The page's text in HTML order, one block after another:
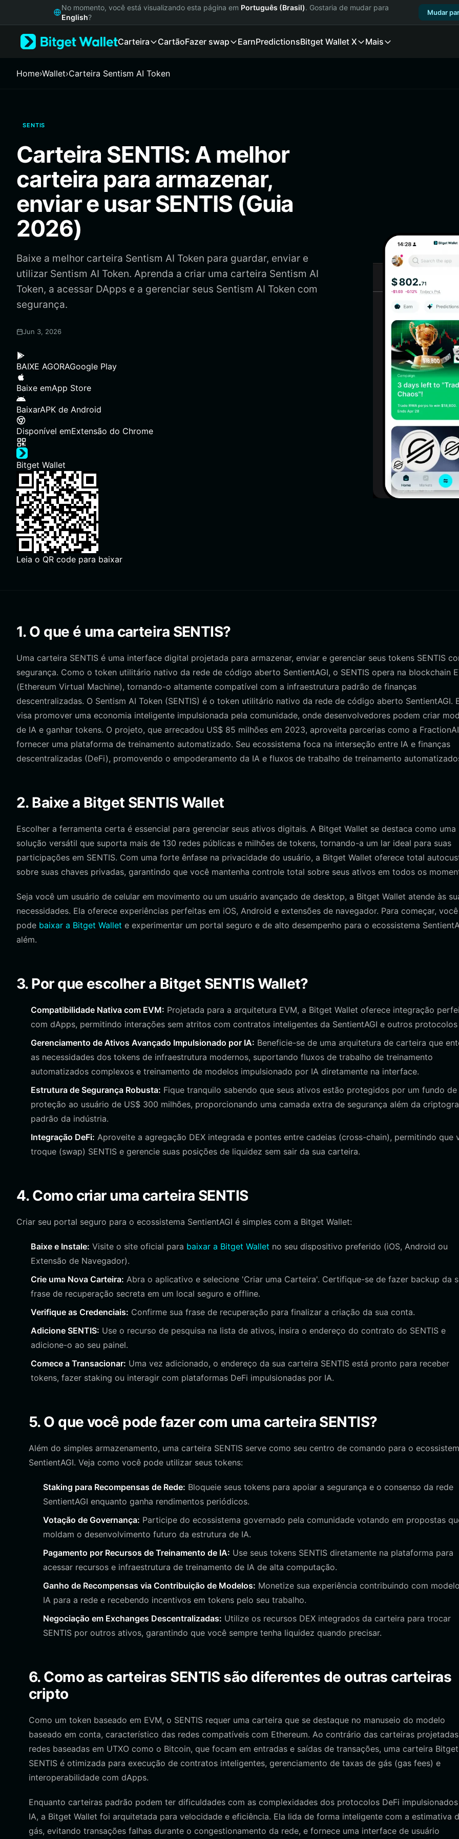
Русский
Italiano
繁體中文
Bahasa Indonesia
ภาษาไทย
Español
Português (Brasil)
Español (Argentina)
No momento, você está visualizando esta página em Português (Brasil). Gostaria de mudar para
English?
Mudar
Carteira CartãoFazer swap EarnPredictionsBitget Wallet X Mais
Home›Wallet›Carteira Sentism AI Token
SENTIS
Carteira SENTIS: A melhor
carteira para armazenar,
enviar e usar SENTIS (Guia
2026)
Baixe a melhor carteira Sentism AI Token para guardar, enviar e
utilizar Sentism AI Token. Aprenda a criar uma carteira Sentism AI
Token, a acessar DApps e a gerenciar seus Sentism AI Token com
segurança.
Jun 3, 2026
BAIXE AGORAGoogle Play
Baixe emApp Store
BaixarAPK de Android
Disponível emExtensão do Chrome
Bitget Wallet
Leia o QR code para baixar
1. O que é uma carteira SENTIS?
Uma carteira SENTIS é uma interface digital projetada para armazenar, enviar e gerenciar seus tokens SENTIS
segurança. Como o token utilitário nativo da rede de código aberto SentientAGI, o SENTIS opera na blockchain
(Ethereum Virtual Machine), tornando-o altamente compatível com a infraestrutura padrão de finanças
descentralizadas. O Sentism AI Token (SENTIS) é o token utilitário nativo da rede de código aberto SentientAGI.
visa promover uma economia inteligente impulsionada pela comunidade, onde desenvolvedores podem criar
de IA e ganhar tokens. O projeto, que arrecadou US$ 85 milhões em 2023, aproveita parcerias como a
fornecer uma plataforma de treinamento automatizado. Seu ecossistema foca na interseção entre IA e finanças
descentralizadas (DeFi), promovendo o empoderamento da IA e fluxos de trabalho de treinamento
2. Baixe a Bitget SENTIS Wallet
Escolher a ferramenta certa é essencial para gerenciar seus ativos digitais. A Bitget Wallet se destaca como uma
solução versátil que suporta mais de 130 redes públicas e milhões de tokens, tornando-a um lar ideal para suas
participações em SENTIS. Com uma forte ênfase na privacidade do usuário, a Bitget Wallet oferece total
sobre suas chaves privadas, garantindo que você mantenha controle total sobre seus ativos em todos os
Seja você um usuário de celular em movimento ou um usuário avançado de desktop, a Bitget Wallet atende às
necessidades. Ela oferece experiências perfeitas em iOS, Android e extensões de navegador. Para começar, você
pode baixar a Bitget Wallet e experimentar um portal seguro e de alto desempenho para o ecossistema
além.
3. Por que escolher a Bitget SENTIS Wallet?
Compatibilidade Nativa com EVM: Projetada para a arquitetura EVM, a Bitget Wallet oferece integração
com dApps, permitindo interações sem atritos com contratos inteligentes da SentientAGI e outros protocolos
Gerenciamento de Ativos Avançado Impulsionado por IA: Beneficie-se de uma arquitetura de carteira que
as necessidades dos tokens de infraestrutura modernos, suportando fluxos de trabalho de treinamento
automatizados complexos e treinamento de modelos impulsionado por IA diretamente na interface.
Estrutura de Segurança Robusta: Fique tranquilo sabendo que seus ativos estão protegidos por um fundo de
proteção ao usuário de US$ 300 milhões, proporcionando uma camada extra de segurança além da
padrão da indústria.
Integração DeFi: Aproveite a agregação DEX integrada e pontes entre cadeias (cross-chain), permitindo que
troque (swap) SENTIS e gerencie suas posições de liquidez sem sair da sua carteira.
4. Como criar uma carteira SENTIS
Criar seu portal seguro para o ecossistema SentientAGI é simples com a Bitget Wallet:
Baixe e Instale: Visite o site oficial para baixar a Bitget Wallet no seu dispositivo preferido (iOS, Android ou
Extensão de Navegador).
Crie uma Nova Carteira: Abra o aplicativo e selecione 'Criar uma Carteira'. Certifique-se de fazer backup da
frase de recuperação secreta em um local seguro e offline.
Verifique as Credenciais: Confirme sua frase de recuperação para finalizar a criação da sua conta.
Adicione SENTIS: Use o recurso de pesquisa na lista de ativos, insira o endereço do contrato do SENTIS e
adicione-o ao seu painel.
Comece a Transacionar: Uma vez adicionado, o endereço da sua carteira SENTIS está pronto para receber
tokens, fazer staking ou interagir com plataformas DeFi impulsionadas por IA.
5. O que você pode fazer com uma carteira SENTIS?
Além do simples armazenamento, uma carteira SENTIS serve como seu centro de comando para o
SentientAGI. Veja como você pode utilizar seus tokens:
Staking para Recompensas de Rede: Bloqueie seus tokens para apoiar a segurança e o consenso da rede
SentientAGI enquanto ganha rendimentos periódicos.
Votação de Governança: Participe do ecossistema governado pela comunidade votando em propostas
moldam o desenvolvimento futuro da estrutura de IA.
Pagamento por Recursos de Treinamento de IA: Use seus tokens SENTIS diretamente na plataforma para
acessar recursos e infraestrutura de treinamento de IA de alta computação.
Ganho de Recompensas via Contribuição de Modelos: Monetize sua experiência contribuindo com
IA para a rede e recebendo incentivos em tokens pelo seu trabalho.
Negociação em Exchanges Descentralizadas: Utilize os recursos DEX integrados da carteira para trocar
SENTIS por outros ativos, garantindo que você sempre tenha liquidez quando precisar.
6. Como as carteiras SENTIS são diferentes de outras carteiras
cripto
Como um token baseado em EVM, o SENTIS requer uma carteira que se destaque no manuseio do modelo
baseado em conta, característico das redes compatíveis com Ethereum. Ao contrário das carteiras
redes baseadas em UTXO como o Bitcoin, que focam em entradas e saídas de transações, uma carteira Bitget
SENTIS é otimizada para execução de contratos inteligentes, gerenciamento de taxas de gás (gas fees) e
interoperabilidade com dApps.
Enquanto carteiras padrão podem ter dificuldades com as complexidades dos protocolos DeFi
IA, a Bitget Wallet foi arquitetada para velocidade e eficiência. Ela lida de forma inteligente com a estimativa
gás, evitando transações falhas durante o congestionamento da rede, e fornece uma interface de usuário